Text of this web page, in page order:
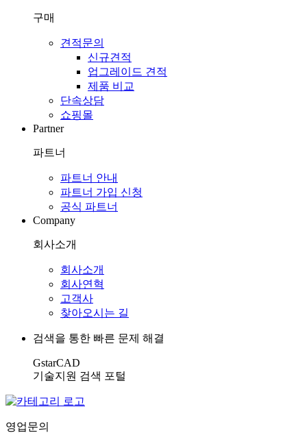
구매
견적문의
신규견적
업그레이드 견적
제품 비교
단속상담
쇼핑몰
Partner
파트너
파트너 안내
파트너 가입 신청
공식 파트너
Company
회사소개
회사소개
회사연혁
고객사
찾아오시는 길
검색을 통한 빠른 문제 해결
GstarCAD
기술지원 검색 포털
영업문의